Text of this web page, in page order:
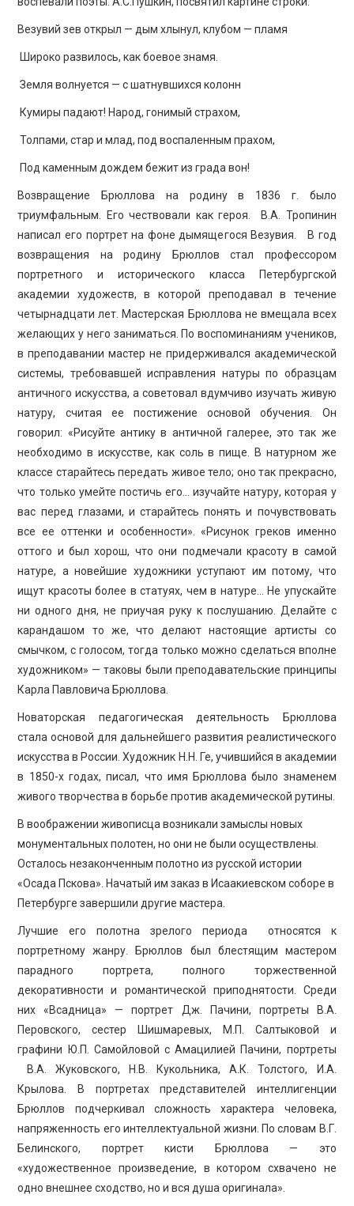
Везувий зев открыл — дым хлынул, клубом — пламя
Широко развилось, как боевое знамя.
Земля волнуется — с шатнувшихся колонн
Кумиры падают! Народ, гонимый страхом,
Толпами, стар и млад, под воспаленным прахом,
Под каменным дождем бежит из града вон!
Возвращение Брюллова на родину в 1836 г. было
триумфальным. Его чествовали как героя. В.А. Тропинин
написал его портрет на фоне дымящегося Везувия. В год
возвращения на родину Брюллов стал профессором
портретного и исторического класса Петербургской
академии художеств, в которой преподавал в течение
четырнадцати лет. Мастерская Брюллова не вмещала всех
желающих у него заниматься. По воспоминаниям учеников,
в преподавании мастер не придерживался академической
системы, требовавшей исправления натуры по образцам
античного искусства, а советовал вдумчиво изучать живую
натуру, считая ее постижение основой обучения. Он
говорил: «Рисуйте антику в античной галерее, это так же
необходимо в искусстве, как соль в пище. В натурном же
классе старайтесь передать живое тело; оно так прекрасно,
что только умейте постичь его… изучайте натуру, которая у
вас перед глазами, и старайтесь понять и почувствовать
все ее оттенки и особенности». «Рисунок греков именно
оттого и был хорош, что они подмечали красоту в самой
натуре, а новейшие художники уступают им потому, что
ищут красоты более в статуях, чем в натуре… Не упускайте
ни одного дня, не приучая руку к послушанию. Делайте с
карандашом то же, что делают настоящие артисты со
смычком, с голосом, тогда только можно сделаться вполне
художником» — таковы были преподавательские принципы
Карла Павловича Брюллова.
Новаторская педагогическая деятельность Брюллова
стала основой для дальнейшего развития реалистического
искусства в России. Художник Н.Н. Ге, учившийся в академии
в 1850-х годах, писал, что имя Брюллова было знаменем
живого творчества в борьбе против академической рутины.
В воображении живописца возникали замыслы новых
монументальных полотен, но они не были осуществлены.
Осталось незаконченным полотно из русской истории
«Осада Пскова». Начатый им заказ в Исаакиевском соборе в
Петербурге завершили другие мастера.
Лучшие его полотна зрелого периода относятся к
портретному жанру. Брюллов был блестящим мастером
парадного портрета, полного торжественной
декоративности и романтической приподнятости. Среди
них «Всадница» — портрет Дж. Пачини, портреты В.А.
Перовского, сестер Шишмаревых, М.П. Салтыковой и
графини Ю.П. Самойловой с Амацилией Пачини, портреты
В.А. Жуковского, Н.В. Кукольника, А.К. Толстого, И.А.
Крылова. В портретах представителей интеллигенции
Брюллов подчеркивал сложность характера человека,
напряженность его интеллектуальной жизни. По словам В.Г.
Белинского, портрет кисти Брюллова — это
«художественное произведение, в котором схвачено не
одно внешнее сходство, но и вся душа оригинала».